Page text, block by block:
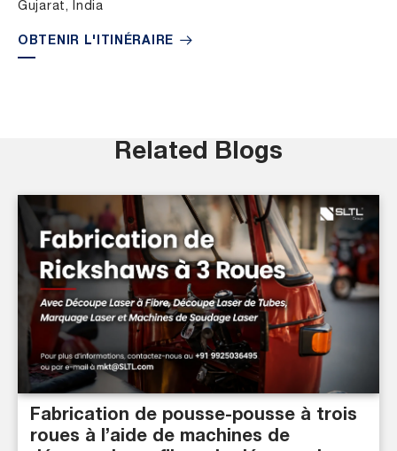
Gujarat, India
OBTENIR L'ITINÉRAIRE
Related Blogs
Fabrication de pousse-pousse à trois
roues à l’aide de machines de